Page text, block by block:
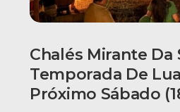
Chalés Mirante Da
Temporada De
Próximo Sábado